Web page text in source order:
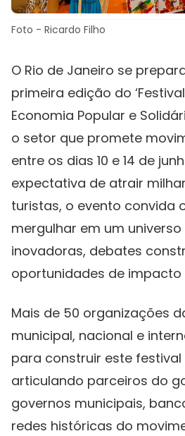
Foto - Ricardo Filho
O Rio de Janeiro se
primeira edição do
Economia Popular e
o setor que promete
entre os dias 10 e 14 de
expectativa de atrair
turistas, o evento convida
mergulhar em um
inovadoras, debates
oportunidades de impacto
Mais de 50 organizações
municipal, nacional e
para construir este
articulando parceiros do
governos municipais,
redes históricas do